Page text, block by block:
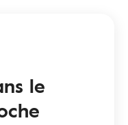
le